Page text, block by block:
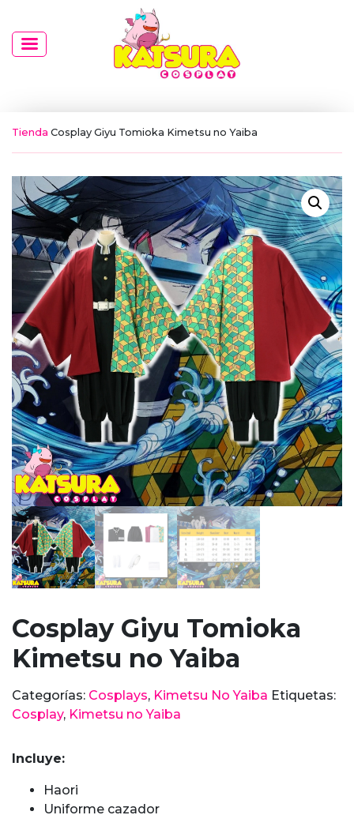
Tienda Cosplay Giyu Tomioka Kimetsu no Yaiba
Cosplay Giyu Tomioka
Kimetsu no Yaiba
Incluye:
Haori
Uniforme cazador
Categorías: Cosplays, Kimetsu No Yaiba Etiquetas:
Cosplay, Kimetsu no Yaiba